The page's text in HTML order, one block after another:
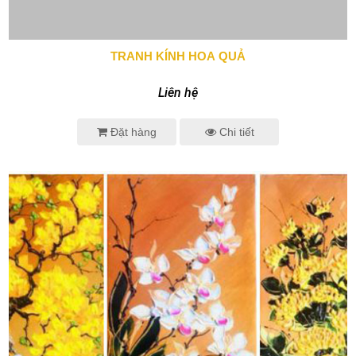
0943 666 466
TRANH KÍNH HOA QUẢ
Liên hệ
Đặt hàng Chi tiết